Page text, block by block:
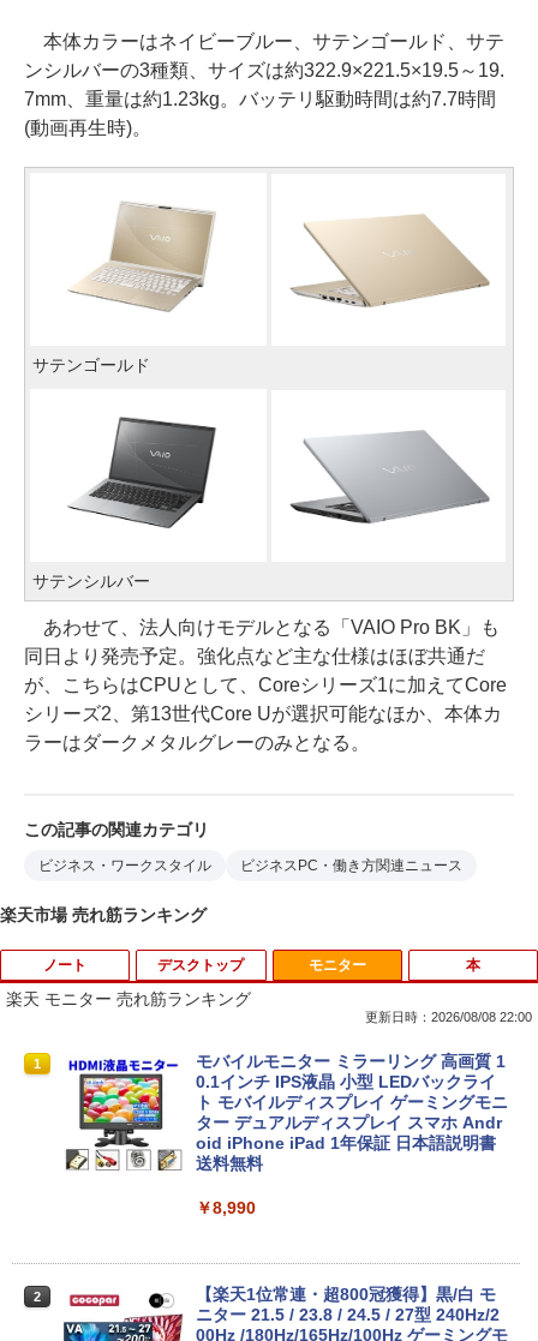
本体カラーはネイビーブルー、サテンゴールド、サテ
ンシルバーの3種類、サイズは約322.9×221.5×19.5～19.
7mm、重量は約1.23kg。バッテリ駆動時間は約7.7時間
(動画再生時)。
サテンゴールド
サテンシルバー
あわせて、法人向けモデルとなる「VAIO Pro BK」も
同日より発売予定。強化点など主な仕様はほぼ共通だ
が、こちらはCPUとして、Coreシリーズ1に加えてCore
シリーズ2、第13世代Core Uが選択可能なほか、本体カ
ラーはダークメタルグレーのみとなる。
この記事の関連カテゴリ
ビジネス・ワークスタイル ビジネスPC・働き方関連ニュース
楽天市場 売れ筋ランキング
ノート
1
【期間限定破格金額！】新生活 新古品 W
in11搭載 パソコンノートパソコンoffice
付き 初心者向けノートPC 初期設定済 1
5.6型 インテル高速CPU ランダムで発送
メモリ4GB～ 高速SSD1TB 最大 フルHD
Webカメラ zoom 軽量薄型 無線 型番更
Panasonic Let's note CF-SZ6/12.1型F
HD / 第7世代 Core i3-7100U /中古ノート
デスクトップ モニター
楽天 モニター 売れ筋ランキング
更新日時：2026/08/08 22:00
1
モバイルモニター ミラーリング 高画質 1
0.1インチ IPS液晶 小型 LEDバックライ
ト モバイルディスプレイ ゲーミングモニ
ター デュアルディスプレイ スマホ Andr
oid iPhone iPad 1年保証 日本語説明書
送料無料
￥8,990
2
【楽天1位常連・超800冠獲得】黒/白 モ
ニター 21.5 / 23.8 / 24.5 / 27型 240Hz/2
00Hz /180Hz/165Hz/100Hz ゲーミングモ
本